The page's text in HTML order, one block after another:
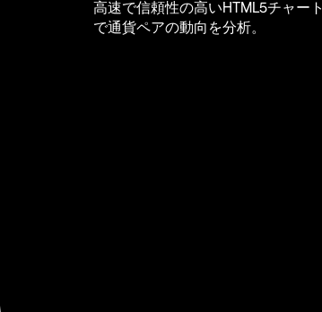
高速で信頼性の高いHTML5チャート
で通貨ペアの動向を分析。